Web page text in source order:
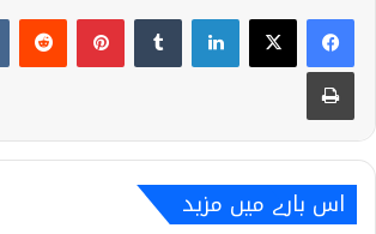
اس بارے میں مزید